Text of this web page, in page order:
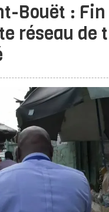
Bouët :
réseau